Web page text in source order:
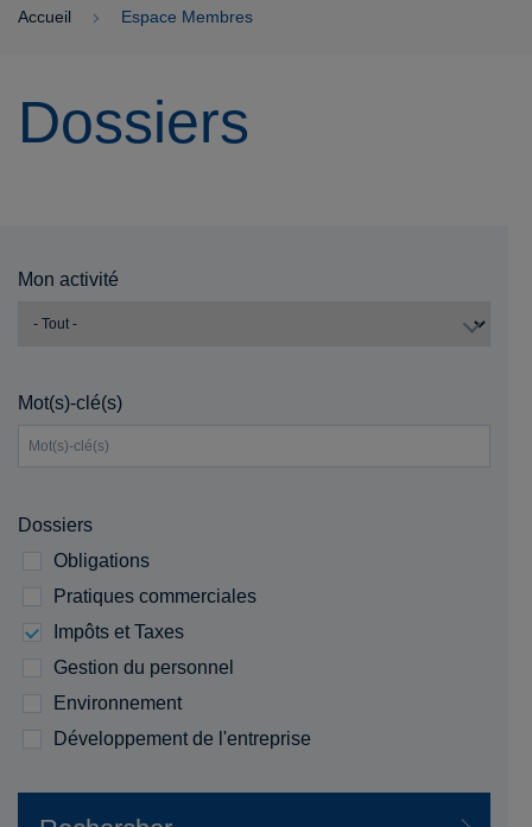
Accueil Espace Membres
Dossiers
Mon activité
Mot(s)-clé(s)
Dossiers
Obligations
Pratiques commerciales
Impôts et Taxes
Gestion du personnel
Environnement
Développement de l'entreprise